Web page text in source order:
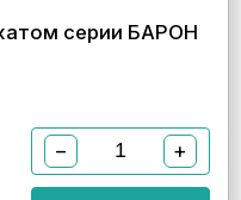
серии БАРОН
− +